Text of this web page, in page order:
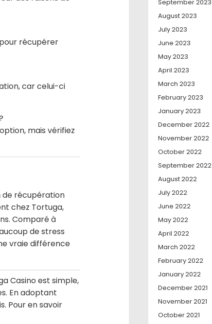
récupérer
car celui-ci
mais vérifiez
de récupération
chez Tortuga,
Comparé à
de stress
vraie différence
Casino est simple,
En adoptant
Pour en savoir
September 2023
August 2023
July 2023
June 2023
May 2023
April 2023
March 2023
February 2023
January 2023
December 2022
November 2022
October 2022
September 2022
August 2022
July 2022
June 2022
May 2022
April 2022
March 2022
February 2022
January 2022
December 2021
November 2021
October 2021